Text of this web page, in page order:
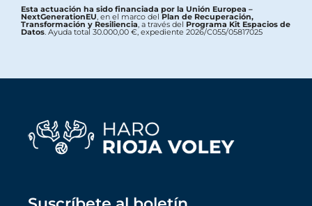
Esta actuación ha sido financiada por la Unión Europea –
NextGenerationEU , en el marco delPlan de Recuperación,
Transformación y Resiliencia , a través del Programa Kit Espacios de
Datos . Ayuda total 30.000,00 €, expediente 2026/C055/05817025